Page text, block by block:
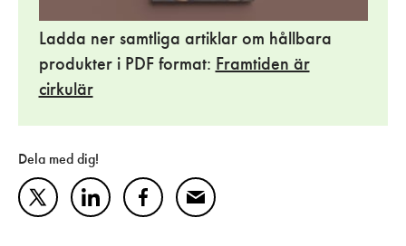
Ladda ner samtliga artiklar om hållbara
produkter i PDF format: Framtiden är
cirkulär
Dela med dig!
TwitterLinkedInFacebookMail